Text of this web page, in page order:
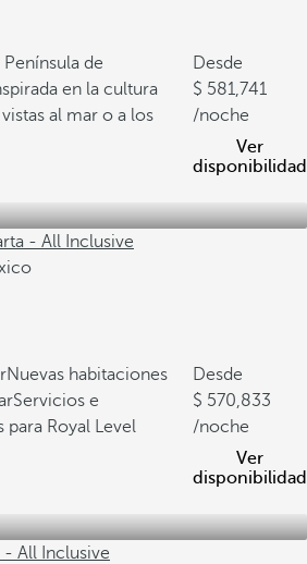
de
en la cultura
al mar o a los
Desde
581,741
/noche
Ver
disponibilidad
- All Inclusive
Nuevas habitaciones
Servicios e
para Royal Level
Desde
570,833
/noche
Ver
disponibilidad
- All Inclusive